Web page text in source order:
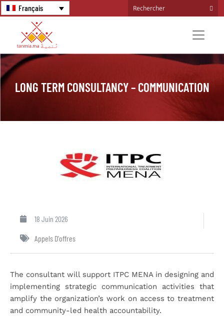
Français
LONG TERM CONSULTANCY – COMMUNICATION
18 Juin 2026
Appels D'offres
The consultant will support ITPC MENA in designing and
implementing strategic communication activities that
amplify the organization’s work on access to treatment
and community-led health accountability.